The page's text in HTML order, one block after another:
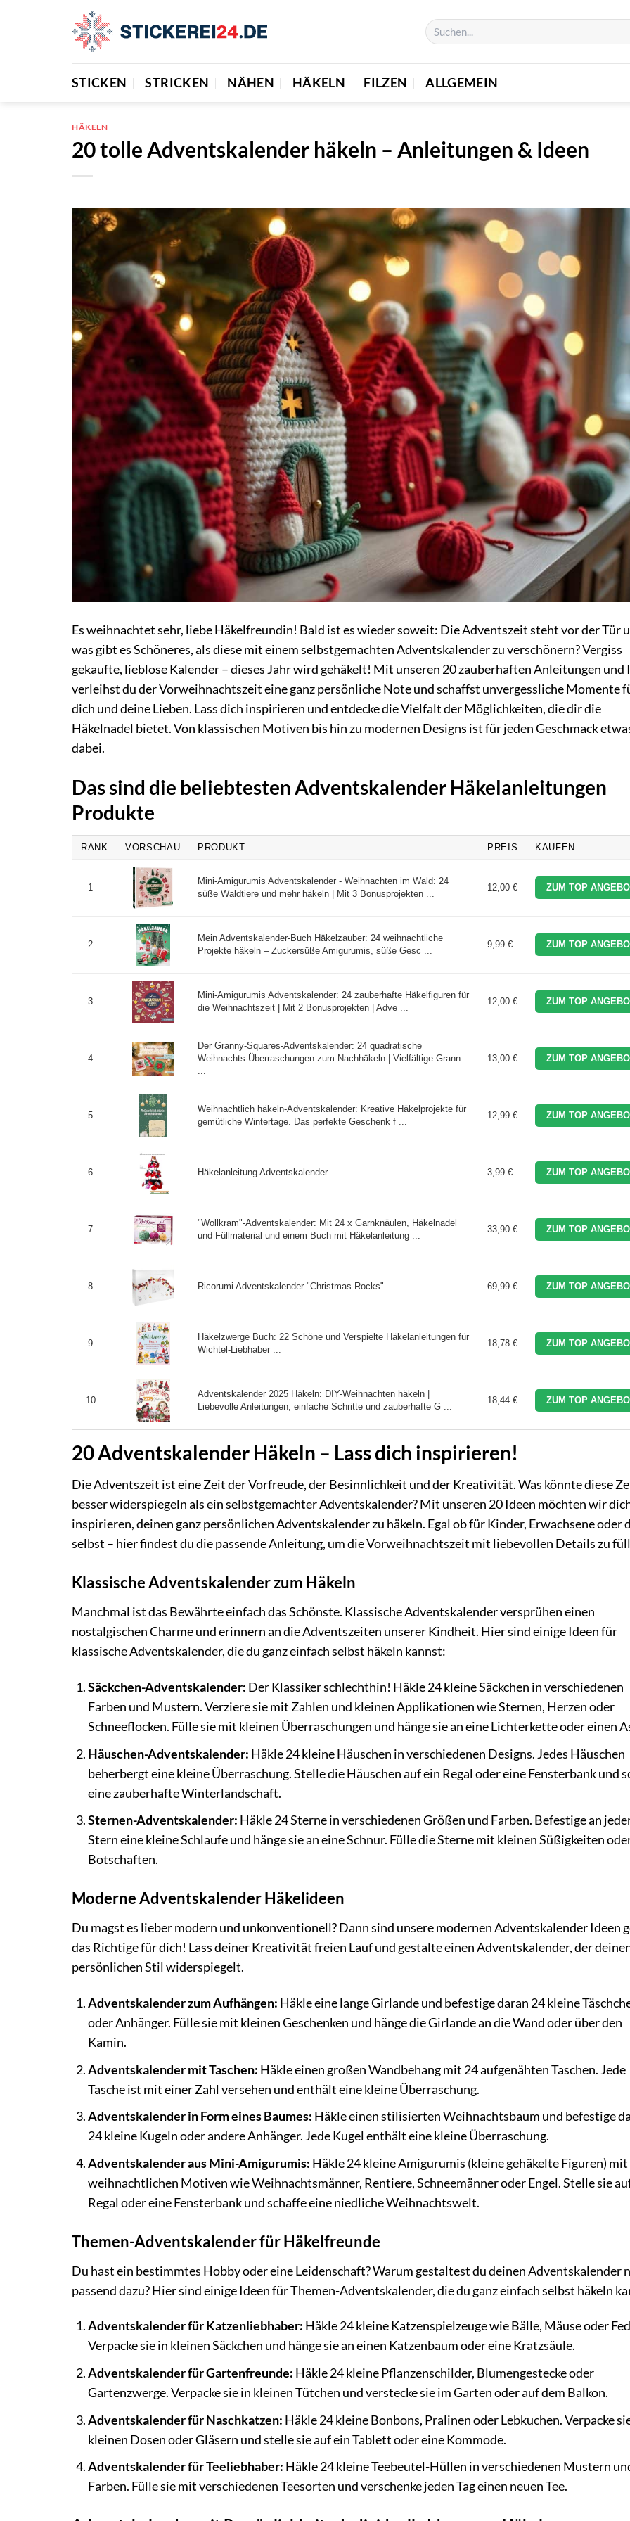
STICKEN STRICKEN NÄHEN HÄKELN FILZEN ALLGEMEIN
HÄKELN
20 tolle Adventskalender häkeln – Anleitungen & Ideen
Es weihnachtet sehr, liebe Häkelfreundin! Bald ist es wieder soweit: Die Adventszeit steht vor der Tür
was gibt es Schöneres, als diese mit einem selbstgemachten Adventskalender zu verschönern? Vergiss
gekaufte, lieblose Kalender – dieses Jahr wird gehäkelt! Mit unseren 20 zauberhaften Anleitungen und
verleihst du der Vorweihnachtszeit eine ganz persönliche Note und schaffst unvergessliche Momente
dich und deine Lieben. Lass dich inspirieren und entdecke die Vielfalt der Möglichkeiten, die dir die
Häkelnadel bietet. Von klassischen Motiven bis hin zu modernen Designs ist für jeden Geschmack
dabei.
Das sind die beliebtesten Adventskalender Häkelanleitungen
Produkte
RANK VORSCHAU PRODUKT PREIS KAUFEN
1
Mini-Amigurumis Adventskalender - Weihnachten im Wald: 24
süße Waldtiere und mehr häkeln | Mit 3 Bonusprojekten ...
12,00 € ZUM TOP
2
Mein Adventskalender-Buch Häkelzauber: 24 weihnachtliche
Projekte häkeln – Zuckersüße Amigurumis, süße Gesc ...
9,99 € ZUM TOP
3
Mini-Amigurumis Adventskalender: 24 zauberhafte Häkelfiguren für
die Weihnachtszeit | Mit 2 Bonusprojekten | Adve ...
12,00 € ZUM TOP
4
Der Granny-Squares-Adventskalender: 24 quadratische
Weihnachts-Überraschungen zum Nachhäkeln | Vielfältige Grann
...
13,00 € ZUM TOP
5
Weihnachtlich häkeln-Adventskalender: Kreative Häkelprojekte für
gemütliche Wintertage. Das perfekte Geschenk f ...
12,99 € ZUM TOP
6 Häkelanleitung Adventskalender ... 3,99 € ZUM TOP
7
"Wollkram"-Adventskalender: Mit 24 x Garnknäulen, Häkelnadel
und Füllmaterial und einem Buch mit Häkelanleitung ...
33,90 € ZUM TOP
8 Ricorumi Adventskalender "Christmas Rocks" ... 69,99 € ZUM TOP
9
Häkelzwerge Buch: 22 Schöne und Verspielte Häkelanleitungen für
Wichtel-Liebhaber ...
18,78 € ZUM TOP
10
Adventskalender 2025 Häkeln: DIY-Weihnachten häkeln |
Liebevolle Anleitungen, einfache Schritte und zauberhafte G ...
18,44 € ZUM TOP
20 Adventskalender Häkeln – Lass dich inspirieren!
Die Adventszeit ist eine Zeit der Vorfreude, der Besinnlichkeit und der Kreativität. Was könnte diese
besser widerspiegeln als ein selbstgemachter Adventskalender? Mit unseren 20 Ideen möchten wir
inspirieren, deinen ganz persönlichen Adventskalender zu häkeln. Egal ob für Kinder, Erwachsene oder
selbst – hier findest du die passende Anleitung, um die Vorweihnachtszeit mit liebevollen Details zu
Klassische Adventskalender zum Häkeln
Manchmal ist das Bewährte einfach das Schönste. Klassische Adventskalender versprühen einen
nostalgischen Charme und erinnern an die Adventszeiten unserer Kindheit. Hier sind einige Ideen für
klassische Adventskalender, die du ganz einfach selbst häkeln kannst:
Säckchen-Adventskalender: Der Klassiker schlechthin! Häkle 24 kleine Säckchen in verschiedenen
Farben und Mustern. Verziere sie mit Zahlen und kleinen Applikationen wie Sternen, Herzen oder
Schneeflocken. Fülle sie mit kleinen Überraschungen und hänge sie an eine Lichterkette oder einen
Häuschen-Adventskalender: Häkle 24 kleine Häuschen in verschiedenen Designs. Jedes Häuschen
beherbergt eine kleine Überraschung. Stelle die Häuschen auf ein Regal oder eine Fensterbank und
eine zauberhafte Winterlandschaft.
Sternen-Adventskalender: Häkle 24 Sterne in verschiedenen Größen und Farben. Befestige an
Stern eine kleine Schlaufe und hänge sie an eine Schnur. Fülle die Sterne mit kleinen Süßigkeiten
Botschaften.
Moderne Adventskalender Häkelideen
Du magst es lieber modern und unkonventionell? Dann sind unsere modernen Adventskalender Ideen
das Richtige für dich! Lass deiner Kreativität freien Lauf und gestalte einen Adventskalender, der
persönlichen Stil widerspiegelt.
Adventskalender zum Aufhängen: Häkle eine lange Girlande und befestige daran 24 kleine
oder Anhänger. Fülle sie mit kleinen Geschenken und hänge die Girlande an die Wand oder über den
Kamin.
Adventskalender mit Taschen: Häkle einen großen Wandbehang mit 24 aufgenähten Taschen. Jede
Tasche ist mit einer Zahl versehen und enthält eine kleine Überraschung.
Adventskalender in Form eines Baumes: Häkle einen stilisierten Weihnachtsbaum und befestige
24 kleine Kugeln oder andere Anhänger. Jede Kugel enthält eine kleine Überraschung.
Adventskalender aus Mini-Amigurumis: Häkle 24 kleine Amigurumis (kleine gehäkelte Figuren) mit
weihnachtlichen Motiven wie Weihnachtsmänner, Rentiere, Schneemänner oder Engel. Stelle sie
Regal oder eine Fensterbank und schaffe eine niedliche Weihnachtswelt.
Themen-Adventskalender für Häkelfreunde
Du hast ein bestimmtes Hobby oder eine Leidenschaft? Warum gestaltest du deinen Adventskalender
passend dazu? Hier sind einige Ideen für Themen-Adventskalender, die du ganz einfach selbst häkeln
Adventskalender für Katzenliebhaber: Häkle 24 kleine Katzenspielzeuge wie Bälle, Mäuse oder
Verpacke sie in kleinen Säckchen und hänge sie an einen Katzenbaum oder eine Kratzsäule.
Adventskalender für Gartenfreunde: Häkle 24 kleine Pflanzenschilder, Blumengestecke oder
Gartenzwerge. Verpacke sie in kleinen Tütchen und verstecke sie im Garten oder auf dem Balkon.
Adventskalender für Naschkatzen: Häkle 24 kleine Bonbons, Pralinen oder Lebkuchen. Verpacke
kleinen Dosen oder Gläsern und stelle sie auf ein Tablett oder eine Kommode.
Adventskalender für Teeliebhaber: Häkle 24 kleine Teebeutel-Hüllen in verschiedenen Mustern
Farben. Fülle sie mit verschiedenen Teesorten und verschenke jeden Tag einen neuen Tee.